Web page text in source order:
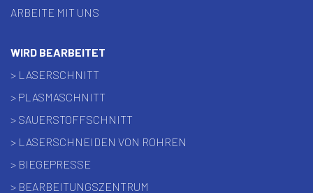
ARBEITE MIT UNS
WIRD BEARBEITET
> LASERSCHNITT
> PLASMASCHNITT
> SAUERSTOFFSCHNITT
> LASERSCHNEIDEN VON ROHREN
> BIEGEPRESSE
> BEARBEITUNGSZENTRUM